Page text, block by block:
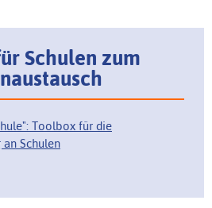
Schulen zum
Toolbox für die
Schulen